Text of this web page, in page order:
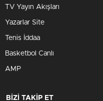
TV Yayın Akışları
Yazarlar Site
Tenis İddaa
Basketbol Canlı
AMP
BİZİ TAKİP ET